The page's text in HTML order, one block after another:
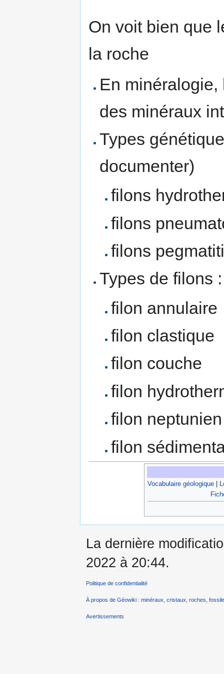
On voit bien que
la roche
En
des minéraux
Types
documenter)
filons
filons
filons
Types de filons
filon annulaire
filon clastique
filon couche
filon
filon neptunien
filon
Vocabulaire géologique|
La dernière
2022 à 20:44.
Politique de confidentialité
À propos de Géowiki : minéraux, cristaux, roches,
Avertissements